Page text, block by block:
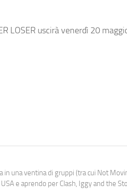
LOSER uscirà venerdì 20
una ventina di gruppi (tra cui Not
e aprendo per Clash, Iggy and the